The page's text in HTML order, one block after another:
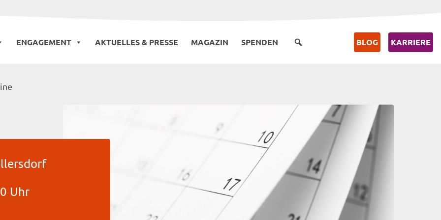
ENGAGEMENT AKTUELLES & PRESSE MAGAZIN SPENDEN KARRIERE
BLOG
Uhr